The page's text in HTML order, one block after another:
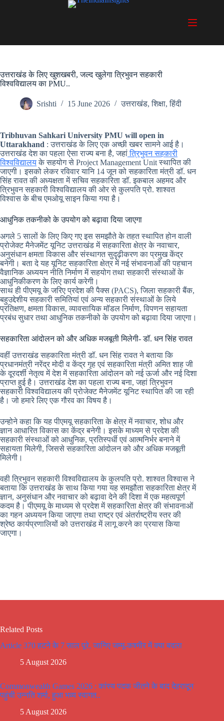
उत्तराखंड के लिए खुशखबरी, जल्द खुलेगा त्रिभुवन सहकारी
विश्वविद्यालय का PMU..
Srishti 15 June 2026 उत्तराखंड,शिक्षा,हिंदी
Tribhuvan Sahkari University PMU will open in
Uttarakhand : उत्तराखंड के लिए एक अच्छी खबर सामने आई है।
उत्तराखंड देश का पहला ऐसा राज्य बना है, जहांत्रिभुवन सहकारी
विश्वविद्यालयके सहयोग से Project Management Unit स्थापित की
जाएगी। इसको लेकर रविवार यानि 14 जून को सहकारिता मंत्री डॉ. धन
सिंह रावत की अध्यक्षता में सचिव सहकारिता डॉ. इकबाल अहमद और
त्रिभुवन सहकारी विश्वविद्यालय की ओर से कुलपति प्रो. शाश्वत
विश्वास के बीच एमओयू साइन किया गया है।
आधुनिक तकनीको के उपयोग को बढ़ावा दिया जाएगा
अगले 5 सालों के लिए किए गए इस समझौते के तहत स्थापित होन वाली
प्रोजेक्ट मैनेजमेंट यूनिट उत्तराखंड में सहकारिता क्षेत्र के नवाचार,
अनुसंधान क्षमता विकास और संस्थागत सुदृढ़ीकरण का प्रमुख केंद्र
बनेगी। बता दे यह यूनिट सहकारिता क्षेत्र में नई संभावनाओं की पहचान
वैज्ञानिक अध्ययन नीति निर्माण में सहयोग तथा सहकारी संस्थाओं के
आधुनिकीकरण के लिए कार्य करेगी।
साथ ही पीएमयू के जरिए प्रदेश की पैक्स (PACS), जिला सहकारी बैंक,
बहुउद्देशीय सहकारी समितियां एवं अन्य सहकारी संस्थाओं के लिये
प्रतिक्षण, क्षमता विकास, व्यावसायिक मॉडल निर्माण, विपणन सहायता
प्रबंध सुधार तथा आधुनिक तकनीको के उपयोग को बढ़ावा दिया जाएगा।
सहकारिता आंदोलन को और अधिक मजबूती मिलेगी- डॉ. धन सिंह रावत
वहीं उत्तराखंड सहकारिता मंत्री डॉ. धन सिंह रावत ने बताया कि
प्रधानमंत्री नरेंद्र मोदी व केंद्र गृह एवं सहकारिता मंत्री अमित शाह जी
के दूरदर्शी नेतृत्व में देश में सहकारिता आंदोलन को नई ऊर्जा और नई दिशा
प्राप्त हुई है। उत्तराखंड देश का पहला राज्य बना, जहां त्रिभुवन
सहकारी विश्वविद्यालय की प्रोजेक्ट मैनेजमेंट यूनिट स्थापित की जा रही
है। जो हमारे लिए एक गौरव का विषय है।
उन्होने कहा कि यह पीएमयू सहकारिता के क्षेत्र में नवाचार, शोध और
ज्ञान आधारित विकास का केंद्र बनेगी। इसके माध्यम से प्रदेश की
सहकारी संस्थाओं को आधुनिक, प्रतिस्पर्धी एवं आत्मनिर्भर बनाने में
सहायता मिलेगी, जिससे सहकारिता आंदोलन को और अधिक मजबूती
मिलेगी।
वही त्रिभुवन सहकारी विश्वविद्यालय के कुलपति प्रो. शाश्वत विश्वास ने
बताया कि उत्तराखंड के साथ किया गया यह समझौता सहकारिता क्षेत्र में
ज्ञान, अनुसंधान और नवाचार को बढ़ावा देने की दिशा में एक महत्वपूर्ण
कदम है। पीएमयू के माध्यम से प्रदेश में सहकारिता क्षेत्र की संभावनाओं
का गहन अध्ययन किया जाएगा तथा राष्ट्र एवं अंतर्राष्ट्रीय स्तर की
श्रेष्ठ कार्यप्रणालियों को उत्तराखंड में लागू करने का प्रयास किया
जाएगा।
Related Posts
Article 370 हटने के 7 साल पूरे, जानिए जम्मू-कश्मीर में क्या बदला
5 August 2026
Commonwealth Games 2026 : कांस्य पदक जीतने के बाद देहरादून
पहुंची उन्नति शर्मा, हुआ भव्य स्वागत..
5 August 2026